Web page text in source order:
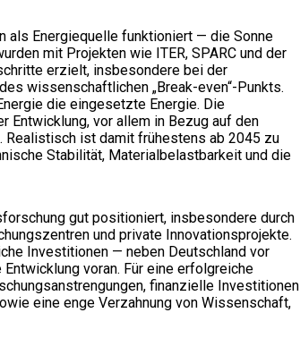
Energiequelle funktioniert — die Sonne
mit Projekten wie ITER, SPARC und der
erzielt, insbesondere bei der
wissenschaftlichen „Break-even“-Punkts.
die eingesetzte Energie. Die
Entwicklung, vor allem in Bezug auf den
ist damit frühestens ab 2045 zu
Stabilität, Materialbelastbarkeit und die
gut positioniert, insbesondere durch
und private Innovationsprojekte.
Investitionen — neben Deutschland vor
voran. Für eine erfolgreiche
finanzielle Investitionen
eine enge Verzahnung von Wissenschaft,